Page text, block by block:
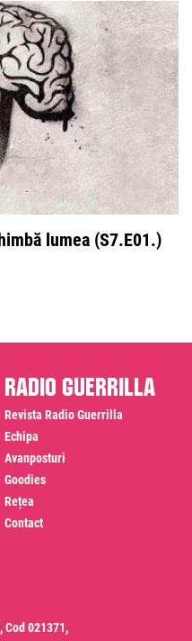
lumea (S7.E01.)
Radio Guerrilla
Revista Radio Guerrilla
Echipa
Avanposturi
Goodies
Rețea
Contact
Cod 021371,